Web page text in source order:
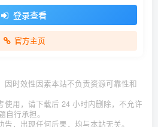
登录查看
官方主页
因时效性因素本站不负责资源可靠性和
使用，请下载后 24 小时内删除，不允许
自行承担。
，出现任何后果，均与本站无关。